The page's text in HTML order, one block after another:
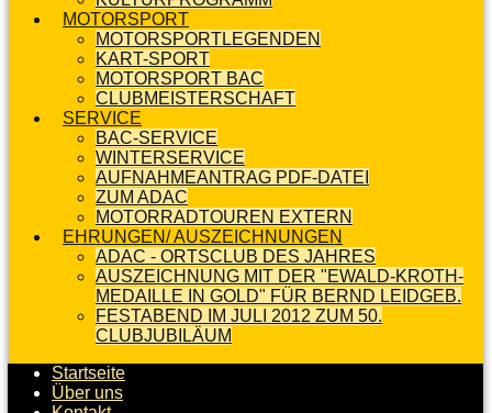
MOTORSPORT
MOTORSPORTLEGENDEN
KART-SPORT
MOTORSPORT BAC
CLUBMEISTERSCHAFT
SERVICE
BAC-SERVICE
WINTERSERVICE
AUFNAHMEANTRAG PDF-DATEI
ZUM ADAC
MOTORRADTOUREN EXTERN
EHRUNGEN/ AUSZEICHNUNGEN
ADAC - ORTSCLUB DES JAHRES
AUSZEICHNUNG MIT DER "EWALD-KROTH-
MEDAILLE IN GOLD" FÜR BERND LEIDGEB.
FESTABEND IM JULI 2012 ZUM 50.
CLUBJUBILÄUM
Startseite
Über uns